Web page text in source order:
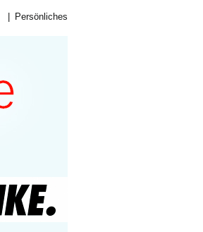
Persönliches